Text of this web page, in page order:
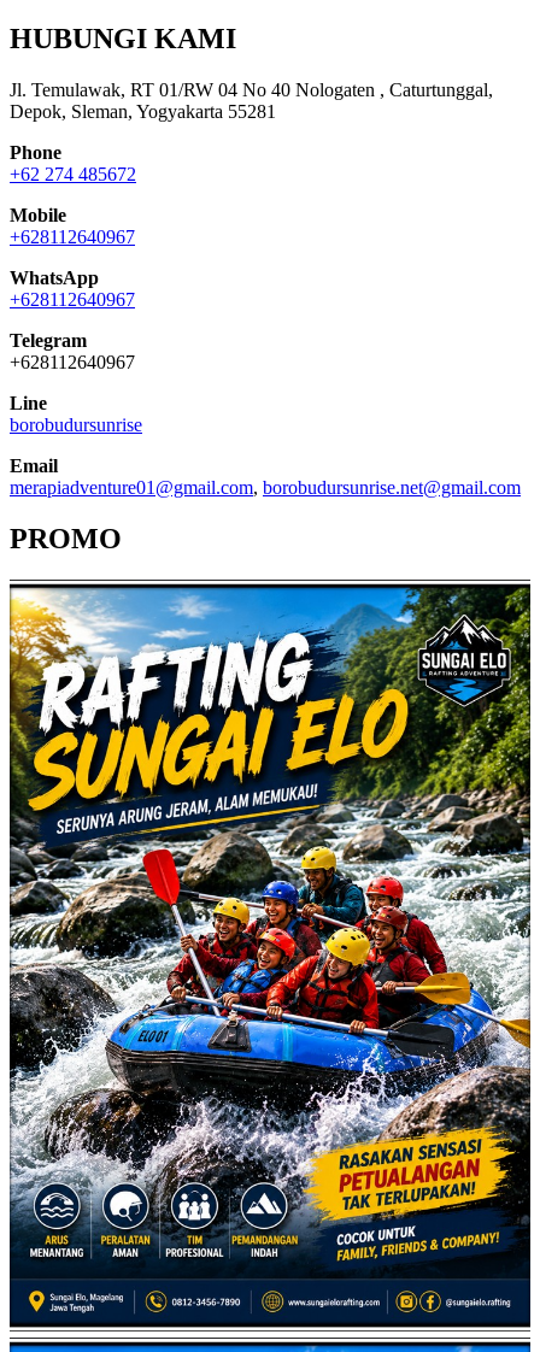
HUBUNGI KAMI
Jl. Temulawak, RT 01/RW 04 No 40 Nologaten , Caturtunggal,
Depok, Sleman, Yogyakarta 55281
Phone
+62 274 485672
Mobile
+628112640967
WhatsApp
+628112640967
Telegram
+628112640967
Line
borobudursunrise
Email
merapiadventure01@gmail.com, borobudursunrise.net@gmail.com
PROMO